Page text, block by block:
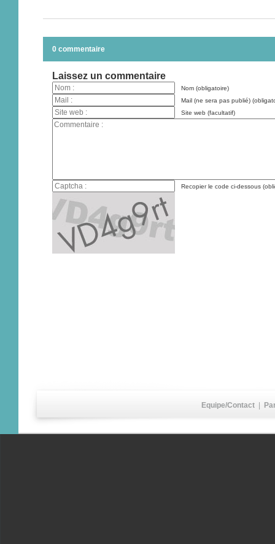
0 commentaire
Laissez un commentaire
Nom (obligatoire)
Mail (ne sera pas publié)
Site web (facultatif)
Recopier le code ci-dessous
Equipe/Contact